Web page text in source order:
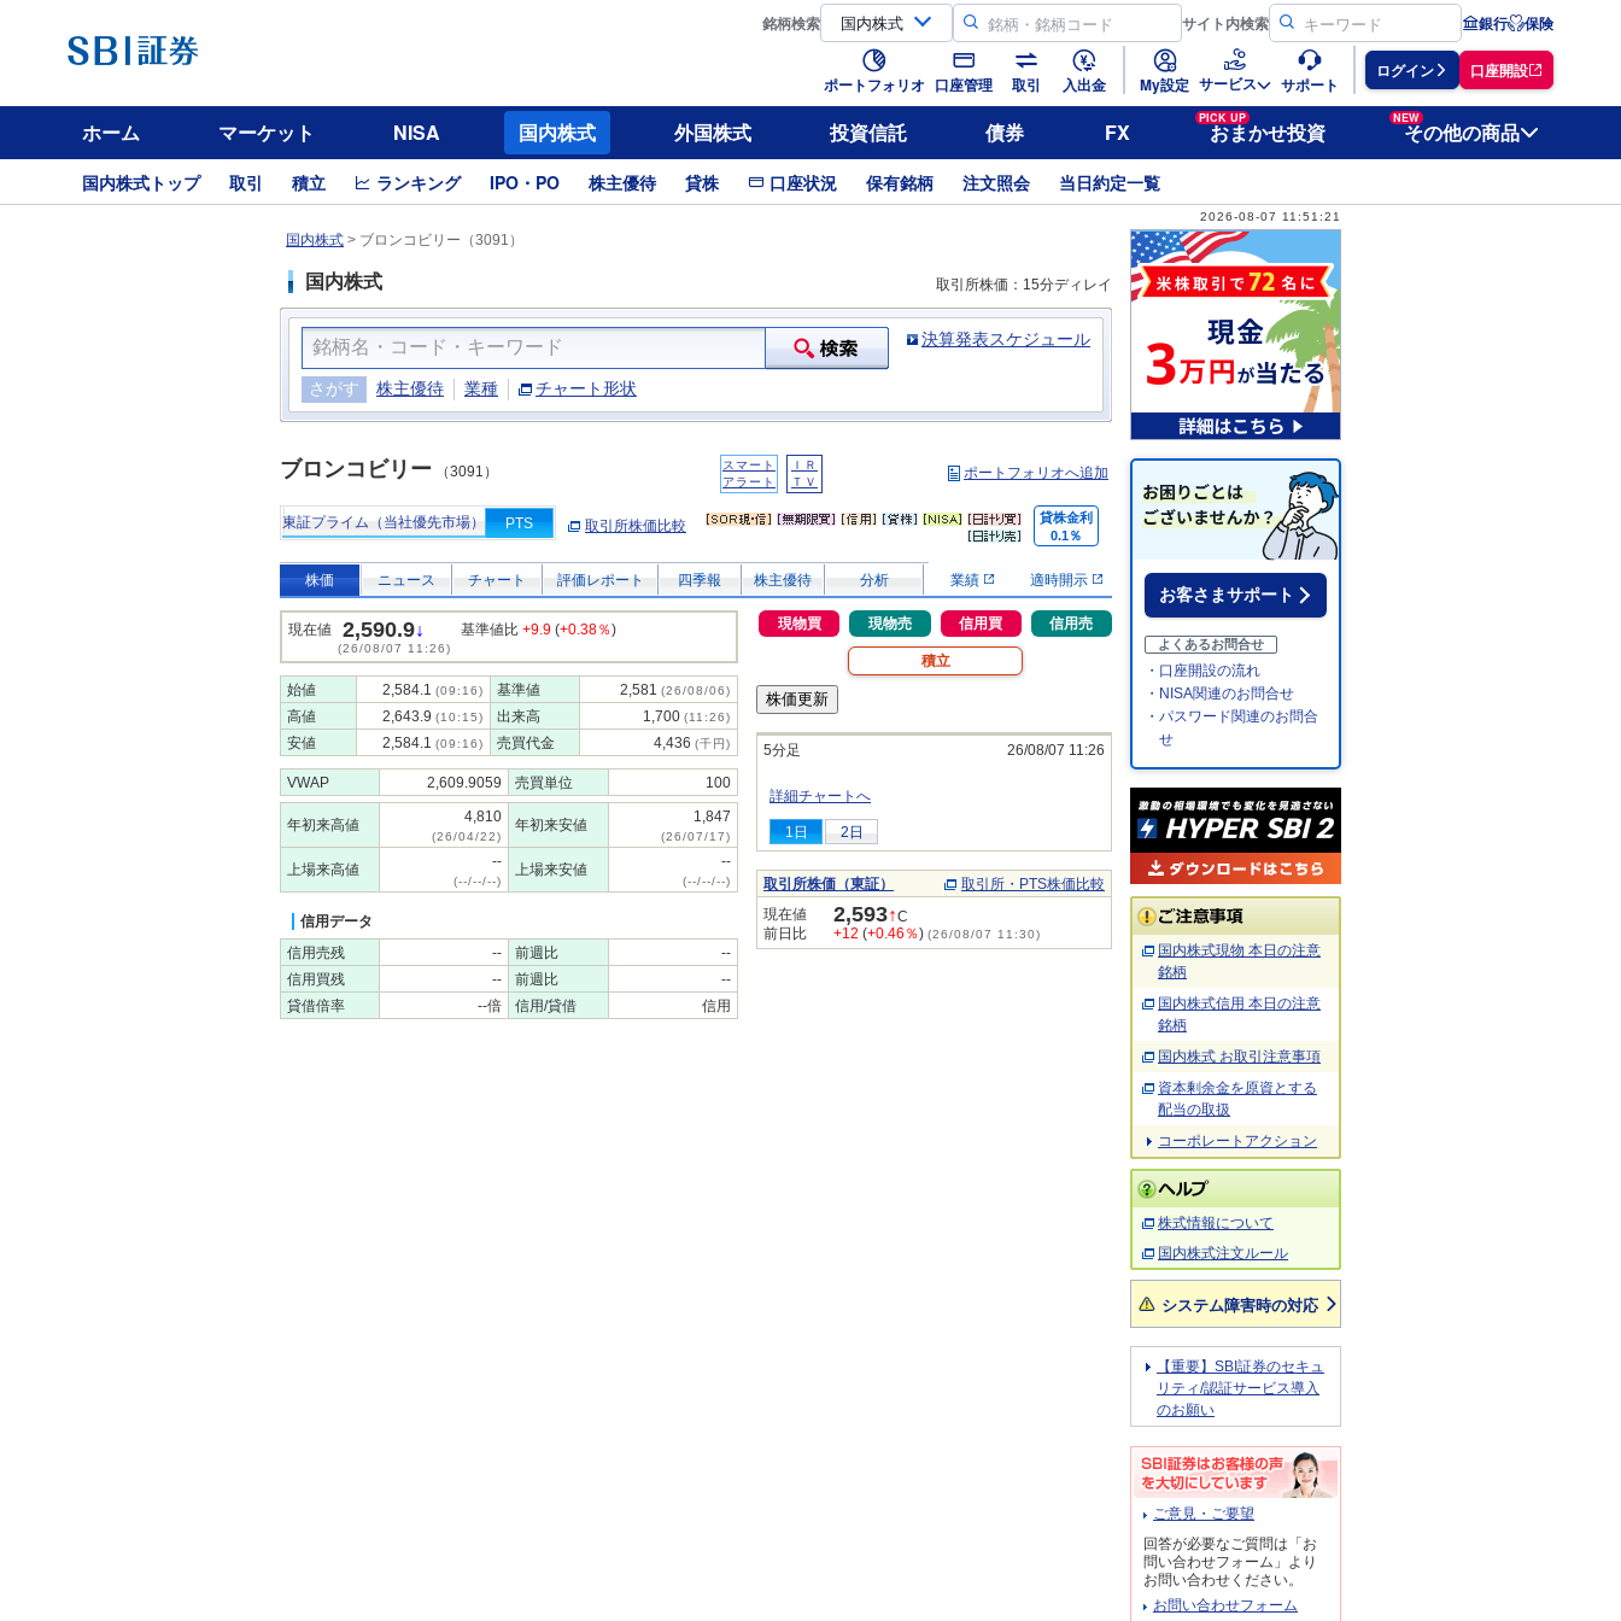
銘柄検索 サイト内検索 銀行 保険
ポートフォリオ 口座管理 取引 入出金 My設定 サービス サポート
ログイン 口座開設
ホーム マーケット NISA 国内株式 外国株式 投資信託 債券 FX
PICK UP
おまかせ投資
NEW
その他の商品
国内株式トップ 取引 積立 ランキング IPO・PO 株主優待 貸株 口座状況 保有銘柄 注文照会 当日約定一覧
2026-08-07 11:51:21
国内株式 > ブロンコビリー（3091）
国内株式 取引所株価：15分ディレイ
決算発表スケジュール
さがす 株主優待 業種 チャート形状
ブロンコビリー （3091）
スマート
アラート
ＩＲ
ＴＶ
ポートフォリオへ追加
東証プライム（当社優先市場） PTS 取引所株価比較
貸株金利
0.1％
株価 ニュース チャート 評価レポート 四季報 株主優待 分析 業績 適時開示
現在値 2,590.9↓
(26/08/07 11:26)
基準値比 +9.9 (+0.38％)
始値 2,584.1 (09:16) 基準値 2,581 (26/08/06)
高値 2,643.9 (10:15) 出来高 1,700 (11:26)
安値 2,584.1 (09:16) 売買代金 4,436 (千円)
VWAP 2,609.9059 売買単位 100
年初来高値 4,810
(26/04/22)
年初来安値 1,847
(26/07/17)
上場来高値 --
(--/--/--)
上場来安値 --
(--/--/--)
信用データ
信用売残
-- 前週比
--
信用買残
-- 前週比
--
貸借倍率
--倍 信用/貸借 信用
現物買 現物売 信用買 信用売
積立
5分足 26/08/07 11:26
詳細チャートへ
1日 2日
取引所株価（東証）
取引所・PTS株価比較
現在値
2,593↑C
前日比
+12 (+0.46％) (26/08/07 11:30)
お客さまサポート
よくあるお問合せ
・口座開設の流れ
・NISA関連のお問合せ
・パスワード関連のお問合
せ
国内株式現物 本日の注意
銘柄
国内株式信用 本日の注意
銘柄
国内株式 お取引注意事項
資本剰余金を原資とする
配当の取扱
コーポレートアクション
株式情報について
国内株式注文ルール
システム障害時の対応
【重要】SBI証券のセキュ
リティ/認証サービス導入
のお願い
ご意見・ご要望
回答が必要なご質問は「お
問い合わせフォーム」より
お問い合わせください。
お問い合わせフォーム